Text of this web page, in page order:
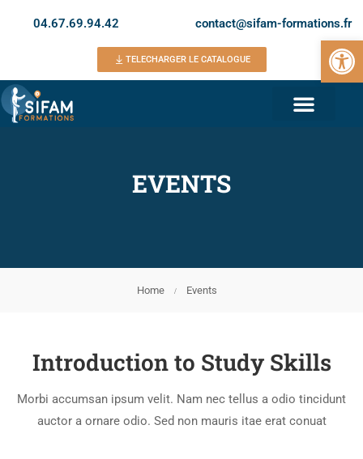
Ouvrir
04.67.69.94.42 contact@sifam-formations.fr
TELECHARGER LE CATALOGUE
Home Events
EVENTS
Introduction to Study Skills
Morbi accumsan ipsum velit. Nam nec tellus a odio tincidunt
auctor a ornare odio. Sed non mauris itae erat conuat